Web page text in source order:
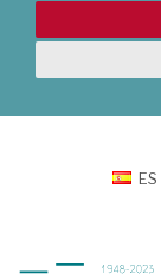
ES